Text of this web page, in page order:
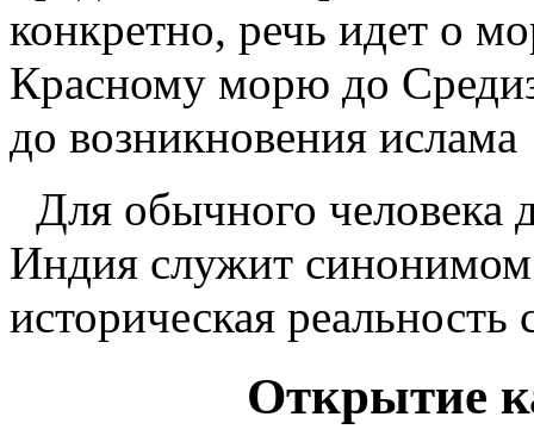
конкретно, речь идет о
Красному морю до
до возникновения ислама
Для обычного человека
Индия служит синонимом
историческая реальность
Открытие